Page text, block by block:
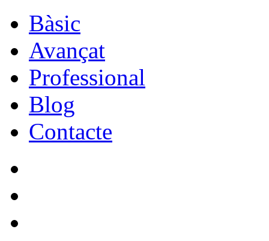
Bàsic
Avançat
Professional
Blog
Contacte